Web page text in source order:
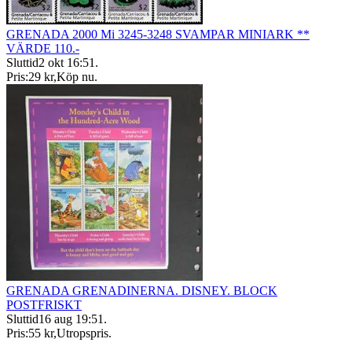
GRENADA 2000 Mi 3245-3248 SVAMPAR MINIARK **
VÄRDE 110.-
Sluttid2 okt 16:51 .
Pris:29 kr,Köp nu.
GRENADA GRENADINERNA. DISNEY. BLOCK
POSTFRISKT
Sluttid16 aug 19:51 .
Pris:55 kr,Utropspris.